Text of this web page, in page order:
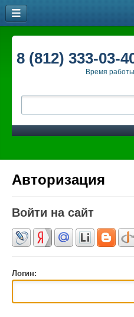
8 (812) 333-03-
Время
Авторизация
Войти на сайт
Логин: